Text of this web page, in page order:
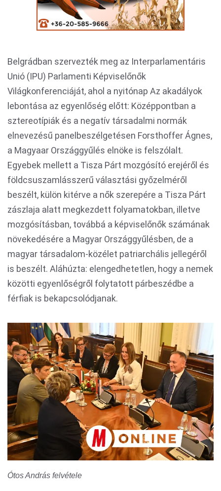
Belgrádban szervezték meg az Interparlamentáris
Unió (IPU) Parlamenti Képviselőnők
Világkonferenciáját, ahol a nyitónap Az akadályok
lebontása az egyenlőség előtt: Középpontban a
sztereotípiák és a negatív társadalmi normák
elnevezésű panelbeszélgetésen Forsthoffer Ágnes,
a Magyaar Országgyűlés elnöke is felszólalt.
Egyebek mellett a Tisza Párt mozgósító erejéről és
földcsuszamlásszerű választási győzelméről
beszélt, külön kitérve a nők szerepére a Tisza Párt
zászlaja alatt megkezdett folyamatokban, illetve
mozgósításban, továbbá a képviselőnők számának
növekedésére a Magyar Országgyűlésben, de a
magyar társadalom-közélet patriarchális jellegéről
is beszélt. Aláhúzta: elengedhetetlen, hogy a nemek
közötti egyenlőségről folytatott párbeszédbe a
férfiak is bekapcsolódjanak.
Ótos András felvétele